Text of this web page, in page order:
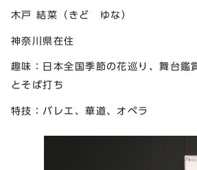
木戸 結菜（きど ゆな）
神奈川県在住
趣味：日本全国季節の花巡り、舞台鑑
とそば打ち
特技：バレエ、華道、オペラ